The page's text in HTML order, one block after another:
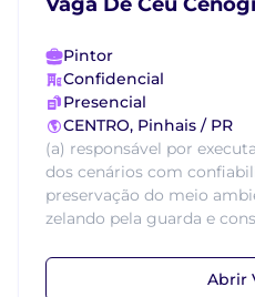
Pintor
Confidencial
Presencial
CENTRO, Pinhais / PR
(a) responsável por
dos cenários com
preservação do meio
zelando pela guarda e
Abrir